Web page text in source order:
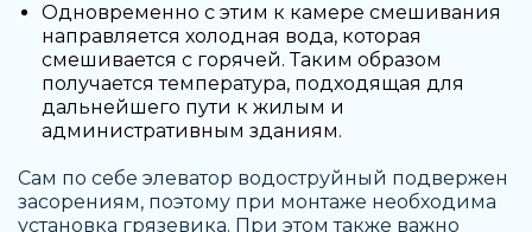
Одновременно с этим к камере смешивания
направляется холодная вода, которая
смешивается с горячей. Таким образом
получается температура, подходящая для
дальнейшего пути к жилым и
административным зданиям.
Сам по себе элеватор водоструйный подвержен
засорениям, поэтому при монтаже необходима
установка грязевика. При этом также важно